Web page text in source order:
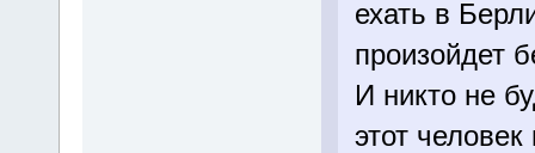
ехать в
произойдет
И никто не
этот